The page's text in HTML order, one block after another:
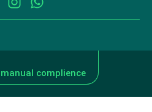
complience